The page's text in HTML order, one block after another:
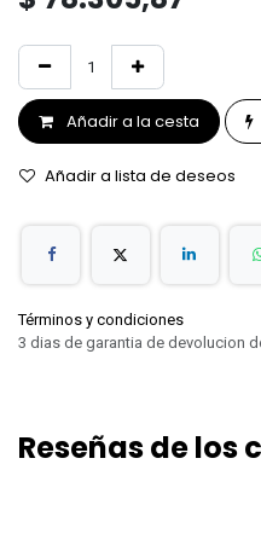
Añadir a la cesta
Añadir a lista de deseos
Términos y condiciones
3 dias de garantia de devolucion
Reseñas de los